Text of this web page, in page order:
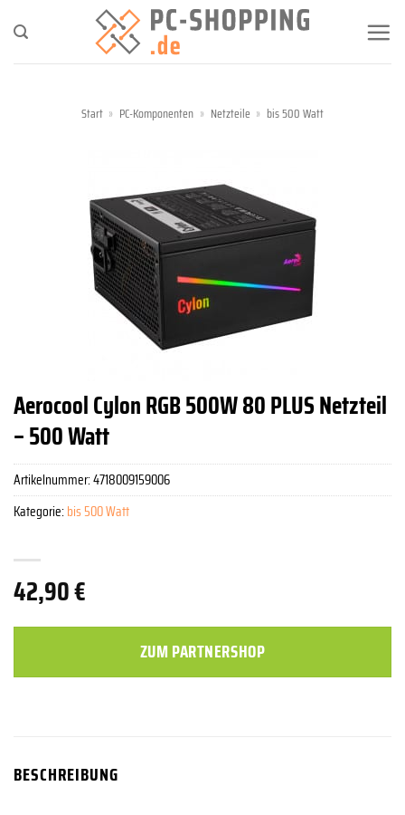
Inhalt
springen
Start » PC-Komponenten » Netzteile » bis 500 Watt
Aerocool Cylon RGB 500W 80 PLUS Netzteil
– 500 Watt
42,90€
ZUM PARTNERSHOP
Artikelnummer:4718009159006
Kategorie:bis 500 Watt
BESCHREIBUNG